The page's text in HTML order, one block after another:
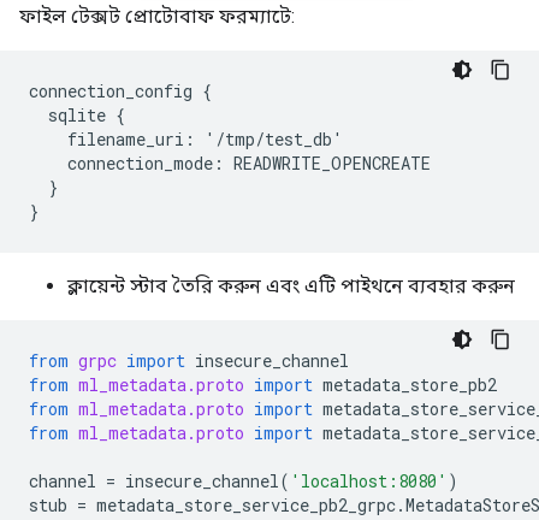
ফাইল টেক্সট প্রোটোবাফ ফরম্যাটে:
connection_config {
  sqlite {
    filename_uri: '/tmp/test_db'
    connection_mode: READWRITE_OPENCREATE
  }
ক্লায়েন্ট স্টাব তৈরি করুন এবং এটি পাইথনে ব্যবহার করুন
from grpc import insecure_channel
from ml_metadata.proto import metadata_store_pb2
from ml_metadata.proto import
from ml_metadata.proto import
channel = insecure_channel( 'localhost:8080' )
stub = metadata_store_service_pb2_grpc.